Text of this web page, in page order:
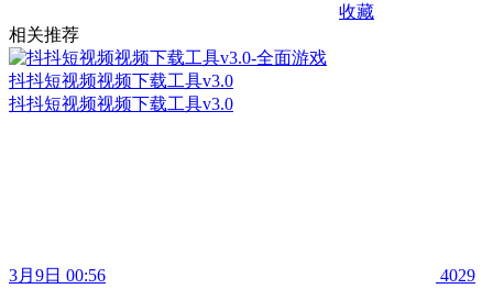
收藏
相关推荐
抖抖短视频视频下载工具v3.0
抖抖短视频视频下载工具v3.0
3月9日 00:56 4029